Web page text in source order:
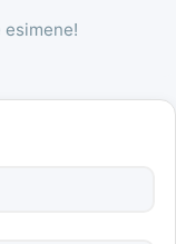
esimene!